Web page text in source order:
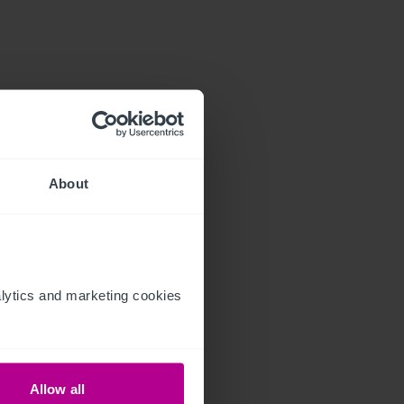
About
and marketing cookies
Allow all